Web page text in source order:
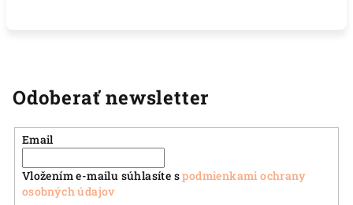
Odoberať newsletter
Email
Vložením e-mailu súhlasíte spodmienkami ochrany
osobných údajov